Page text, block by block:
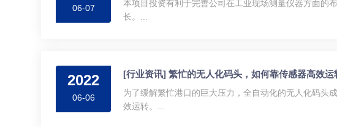
06-07
本项目投资有利于完善公司在工业现场测量仪器方面的
长。...
2022
06-06
[行业资讯] 繁忙的无人化码头，如何靠传感器高效运
为了缓解繁忙港口的巨大压力，全自动化的无人化码头
效运转。...